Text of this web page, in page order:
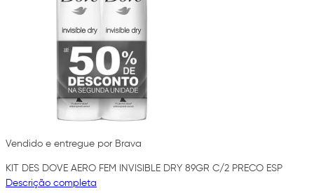
Vendido e entregue por Brava
KIT DES DOVE AERO FEM INVISIBLE DRY 89GR C/2 PRECO ESP
Descrição completa